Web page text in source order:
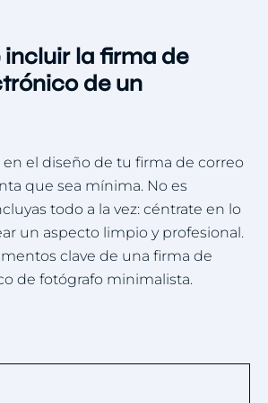
incluir la firma de
de un
en el diseño de tu firma de correo
que sea mínima. No es
todo a la vez: céntrate en lo
un aspecto limpio y profesional.
clave de una firma de
de fotógrafo minimalista.